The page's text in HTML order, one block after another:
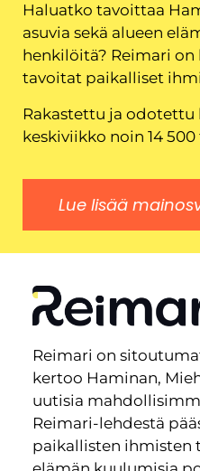
Haluatko tavoittaa
asuvia sekä alueen
henkilöitä? Reimari on
tavoitat paikalliset
Rakastettu ja odotettu
keskiviikko noin 14
Lue lisää
Reimari on
kertoo Haminan,
uutisia
Reimari-lehdestä
paikallisten ihmisten